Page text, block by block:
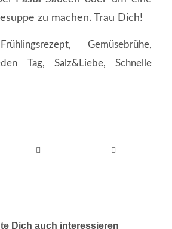
zu machen. Trau Dich!
Frühlingsrezept,Gemüsebrühe,
Tag,Salz&Liebe,Schnelle
Dich auch interessieren